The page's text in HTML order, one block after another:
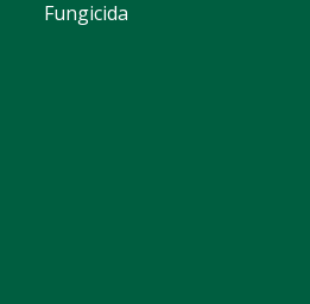
Fungicida